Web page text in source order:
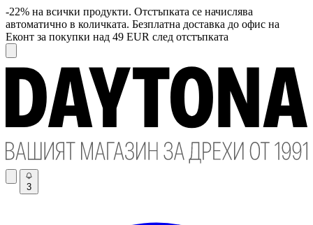
-22% на всички продукти. Отстъпката се начислява
автоматично в количката. Безплатна доставка до офис на
Еконт за покупки над 49 EUR след отстъпката
3